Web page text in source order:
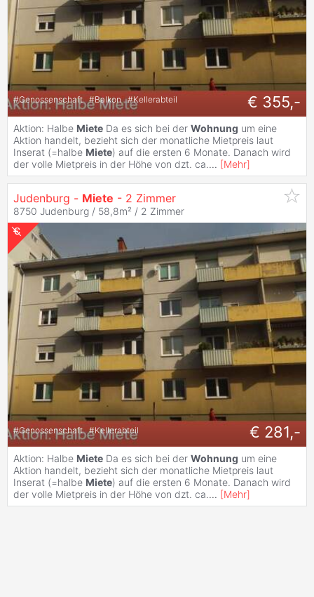
#Genossenschaft #Balkon #Kellerabteil € 355,-
Aktion: Halbe Miete Da es sich bei der Wohnung um eine
Aktion handelt, bezieht sich der monatliche Mietpreis laut
Inserat (=halbe Miete) auf die ersten 6 Monate. Danach wird
der volle Mietpreis in der Höhe von dzt. ca.... [Mehr]
Judenburg - Miete - 2 Zimmer
8750 Judenburg / 58,8m² / 2 Zimmer
#Genossenschaft #Kellerabteil € 281,-
Aktion: Halbe Miete Da es sich bei der Wohnung um eine
Aktion handelt, bezieht sich der monatliche Mietpreis laut
Inserat (=halbe Miete) auf die ersten 6 Monate. Danach wird
der volle Mietpreis in der Höhe von dzt. ca.... [Mehr]